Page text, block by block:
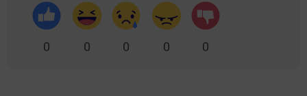
0 0 0 0 0